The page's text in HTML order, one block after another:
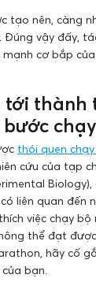
tạo nên, càng
Đúng vậy đấy,
cơ bắp
tới thành
chạy
thói quen
cứu của tạp
liên quan đến
việc chạy bộ
thể đạt
hãy cố
bạn.